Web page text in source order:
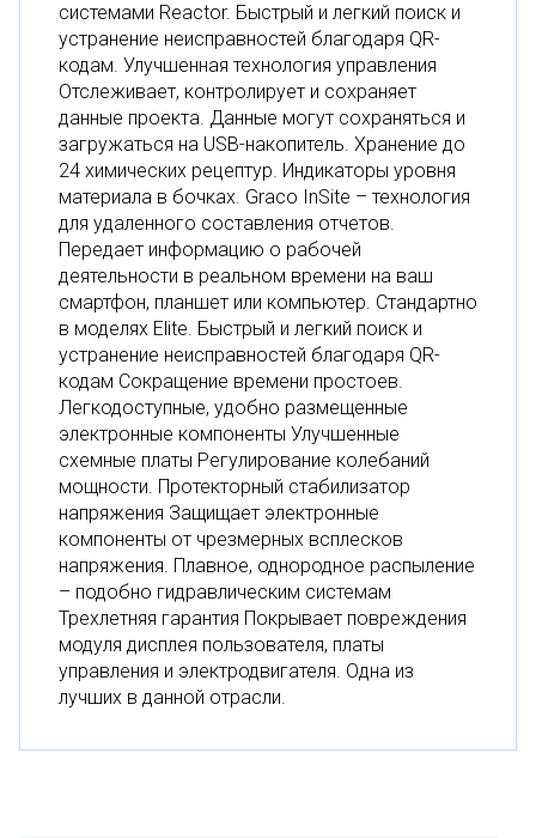
системами Reactor. Быстрый и легкий поиск и
устранение неисправностей благодаря QR-
кодам. Улучшенная технология управления
Отслеживает, контролирует и сохраняет
данные проекта. Данные могут сохраняться и
загружаться на USB-накопитель. Хранение до
24 химических рецептур. Индикаторы уровня
материала в бочках. Graco InSite – технология
для удаленного составления отчетов.
Передает информацию о рабочей
деятельности в реальном времени на ваш
смартфон, планшет или компьютер. Стандартно
в моделях Elite. Быстрый и легкий поиск и
устранение неисправностей благодаря QR-
кодам Сокращение времени простоев.
Легкодоступные, удобно размещенные
электронные компоненты Улучшенные
схемные платы Регулирование колебаний
мощности. Протекторный стабилизатор
напряжения Защищает электронные
компоненты от чрезмерных всплесков
напряжения. Плавное, однородное распыление
– подобно гидравлическим системам
Трехлетняя гарантия Покрывает повреждения
модуля дисплея пользователя, платы
управления и электродвигателя. Одна из
лучших в данной отрасли.